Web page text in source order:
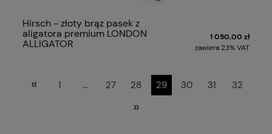
Hirsch - złoty brąz pasek z
aligatora premium LONDON
ALLIGATOR
1 050,00 zł
zawiera 23% VAT
« 1 ... 27 28 29 30 31 32
»